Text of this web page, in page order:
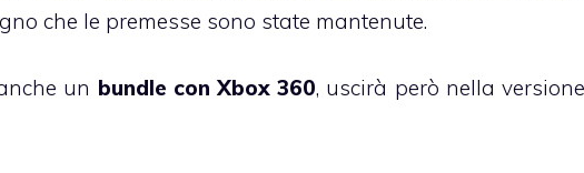
che le premesse sono state mantenute.
un bundle con Xbox 360, uscirà però nella versione